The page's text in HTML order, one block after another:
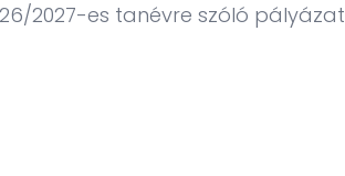
2027-es tanévre szóló